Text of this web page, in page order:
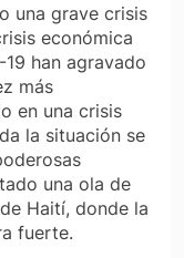
una grave crisis
económica
han agravado
más
en una crisis
la situación se
una ola de
Haití, donde la
fuerte.